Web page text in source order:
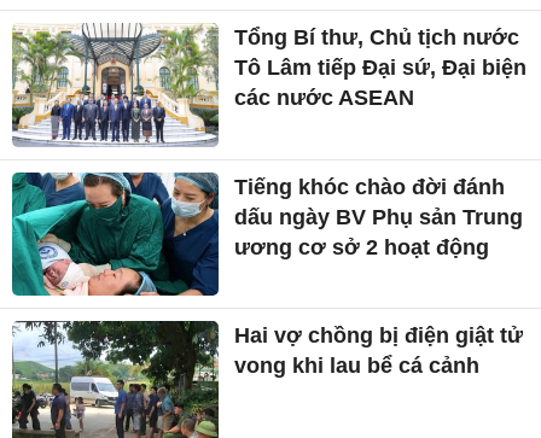
Tổng Bí thư, Chủ tịch nước
Tô Lâm tiếp Đại sứ, Đại biện
các nước ASEAN
Tiếng khóc chào đời đánh
dấu ngày BV Phụ sản Trung
ương cơ sở 2 hoạt động
Hai vợ chồng bị điện giật tử
vong khi lau bể cá cảnh